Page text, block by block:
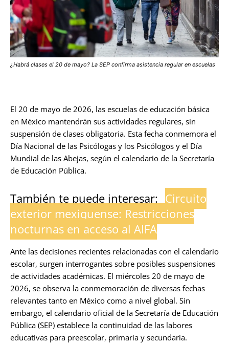
¿Habrá clases el 20 de mayo? La SEP confirma asistencia regular en escuelas
El 20 de mayo de 2026, las escuelas de educación básica
en México mantendrán sus actividades regulares, sin
suspensión de clases obligatoria. Esta fecha conmemora el
Día Nacional de las Psicólogas y los Psicólogos y el Día
Mundial de las Abejas, según el calendario de la Secretaría
de Educación Pública.
También te puede interesar: Circuito
exterior mexiquense: Restricciones
nocturnas en acceso al AIFA
Ante las decisiones recientes relacionadas con el calendario
escolar, surgen interrogantes sobre posibles suspensiones
de actividades académicas. El miércoles 20 de mayo de
2026, se observa la conmemoración de diversas fechas
relevantes tanto en México como a nivel global. Sin
embargo, el calendario oficial de la Secretaría de Educación
Pública (SEP) establece la continuidad de las labores
educativas para preescolar, primaria y secundaria.